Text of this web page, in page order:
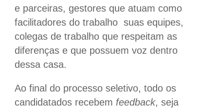
e parceiras, gestores que atuam como
facilitadores do trabalho suas equipes,
colegas de trabalho que respeitam as
diferenças e que possuem voz dentro
dessa casa.
Ao final do processo seletivo, todo os
candidatados recebem feedback, seja